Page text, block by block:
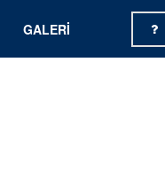
GALERI